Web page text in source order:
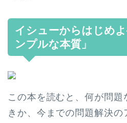
イシューからはじめ
ンプルな本質」
この本を読むと、何が問
きか、今までの問題解決の